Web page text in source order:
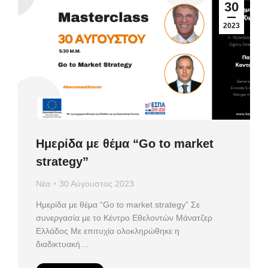
30
2023
Ημερίδα με θέμα “Go to market
strategy”
Νέα 30 Αύγουστος 2023
Ημερίδα με θέμα “Go to market strategy” Σε
συνεργασία με το Κέντρο Εθελοντών Μάνατζερ
Ελλάδος Με επιτυχία ολοκληρώθηκε η
διαδικτυακή…